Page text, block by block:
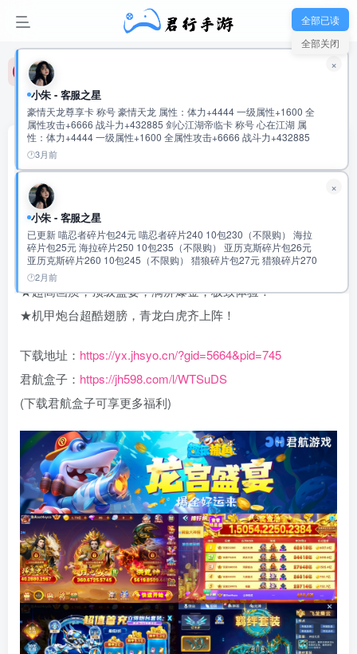
君行手游-玩家新群：992475915
君行手游-玩家新群：992475915
君行手游-玩家新群：992475915
首页 专服买断内购 正文
趣玩捕鱼—进游一亿金+青龙全套！
珺珺
★进游送一亿金，青龙全套！助你渔乐！
★远古BOSS震撼出场，爆率翻倍！百万加持！
★超高画质，顶级盛宴，满屏爆金，极致体验！
★机甲炮台超酷翅膀，青龙白虎齐上阵！
下载地址： https://yx.jhsyo.cn/?gid=5664&pid=745
君航盒子： https://jh598.com/l/WTSuDS
(下载君航盒子可享更多福利)
全部已读
全部关闭
小朱 - 客服之星
豪情天龙尊享卡 称号 豪情天龙 属性：体力+4444 一级属性+1600 全
属性攻击+6666 战斗力+432885 剑心江湖帝临卡 称号 心在江湖 属
性：体力+4444 一级属性+1600 全属性攻击+6666 战斗力+432885
鬼谷纵横无双卡 称号 鬼谷无双 属性：体力+5555 一级属性+1600 全
属性攻击+8888 战斗力+534120 云龙御世龙尊卡 称号 云龙际会 属
性：体力+5555 一级属性+1600 全属性攻击+8888 战斗力+534120
仗剑天府君临卡 称号 仗剑游天府 属性：体力+6666 一级属性+1600
全属性攻击+11111 战斗力+635392 超核宗师独尊卡 称号 超核宗师
属性：体力+6666 一级属性+1600 全属性攻击+11111 战斗力
+635392 九九至尊•绝世英杰至臻卡 称号 盛世霸主 属性：会心攻击
+10000 一级属性+3333 全属性攻击+9999 战斗力+720772 称号 盛世
帝王 属性：会心攻击+10000 一级属性+3333 全属性攻击+9999 战斗
力+720772 称号 盛世至尊 属性：会心攻击+10000 一级属性+3333 全
属性攻击+9999 战斗力+720772 称号 绝世英杰 属性：会心攻击
+20000 一级属性+6666 全属性攻击+20000 战斗力:1441619
3月前
×
小朱 - 客服之星
已更新 喵忍者碎片包24元 喵忍者碎片240 10包230（不限购） 海拉
碎片包25元 海拉碎片250 10包235（不限购） 亚历克斯碎片包26元
亚历克斯碎片260 10包245（不限购） 猎狼碎片包27元 猎狼碎片270
10包255（不限购） 传说圣物速成包97元 传说圣物碎片500 5包
481（不限购） 史诗圣物速成包98元 史诗圣物碎片2500 5包483元
（不限购） 稀有圣物速成包99元 稀有圣物碎片12500 5包485元（不
限购） 2万累充 有到的任充一笔可以获得 随机强化道具4000 幻彩钥
匙1200 橙色圣物通用碎片1500个 随机神话碎片420个
2月前
×